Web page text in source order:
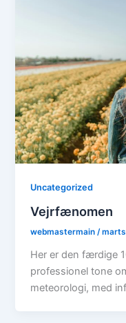
Uncategorized
Vejrfænomen
webmastermain/
Her er den færdige
professionel tone
meteorologi, med